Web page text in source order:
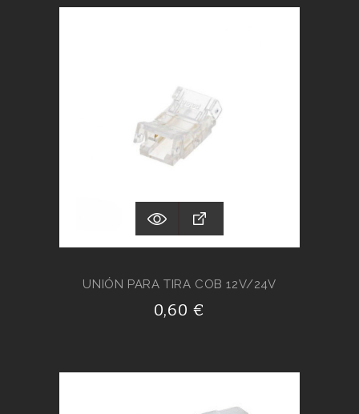
UNIÓN PARA TIRA COB 12V/24V
0,60 €